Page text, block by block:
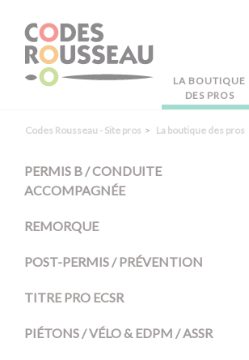
LA BOUTIQUE
DES PROS
Codes Rousseau - Site pros La boutique des pros
PERMIS B / CONDUITE
ACCOMPAGNÉE
REMORQUE
POST-PERMIS / PRÉVENTION
TITRE PRO ECSR
PIÉTONS / VÉLO & EDPM / ASSR